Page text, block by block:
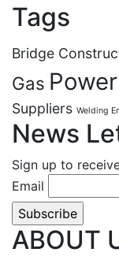
Tags
Bridge
Gas
Suppliers Welding
News
Sign up to
Email
ABOUT